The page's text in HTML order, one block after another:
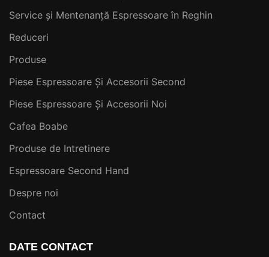
Service și Mentenanță Espressoare în Reghin
Reduceri
Produse
Piese Espressoare Și Accesorii Second
Piese Espressoare Și Accesorii Noi
Cafea Boabe
Produse de Intretinere
Espressoare Second Hand
Despre noi
Contact
DATE CONTACT